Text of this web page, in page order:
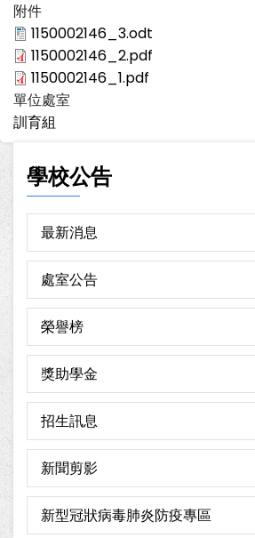
附件
1150002146_3.odt
1150002146_2.pdf
1150002146_1.pdf
單位處室
訓育組
學校公告
最新消息
處室公告
榮譽榜
獎助學金
招生訊息
新聞剪影
新型冠狀病毒肺炎防疫專區